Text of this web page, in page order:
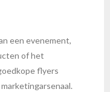
een evenement,
of het
flyers